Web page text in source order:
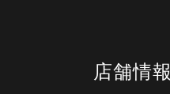
〈9～11月メニュ
店舗情報